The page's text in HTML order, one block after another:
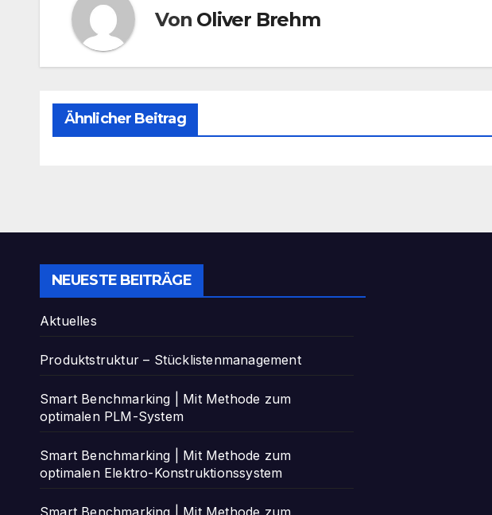
Von Oliver Brehm
Ähnlicher Beitrag
NEUESTE BEITRÄGE
Aktuelles
Produktstruktur – Stücklistenmanagement
Smart Benchmarking | Mit Methode zum
optimalen PLM-System
Smart Benchmarking | Mit Methode zum
optimalen Elektro-Konstruktionssystem